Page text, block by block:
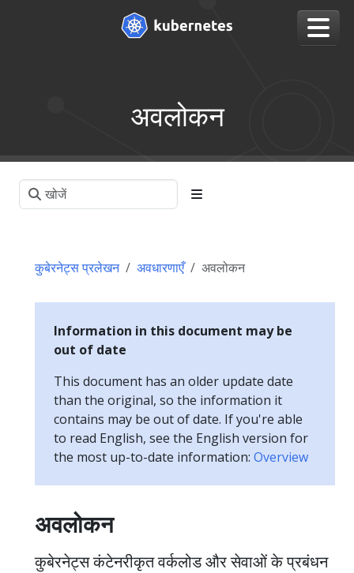
अवलोकन
कुबेरनेट्स प्रलेखन अवधारणाएँ अवलोकन
Information in this document may be
out of date
This document has an older update date
than the original, so the information it
contains may be out of date. If you're able
to read English, see the English version for
the most up-to-date information: Overview
अवलोकन
कुबेरनेट्स कंटेनरीकृत वर्कलोड और सेवाओं के प्रबंधन